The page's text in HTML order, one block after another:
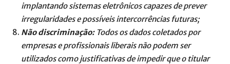
implantando sistemas eletrônicos capazes de prever
irregularidades e possíveis intercorrências futuras;
Não discriminação: Todos os dados coletados por
empresas e profissionais liberais não podem ser
utilizados como justificativas de impedir que o titular